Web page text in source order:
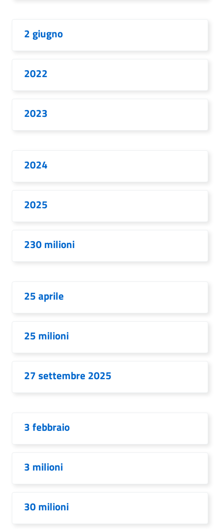
2 giugno
2022
2023
2024
2025
230 milioni
25 aprile
25 milioni
27 settembre 2025
3 febbraio
3 milioni
30 milioni